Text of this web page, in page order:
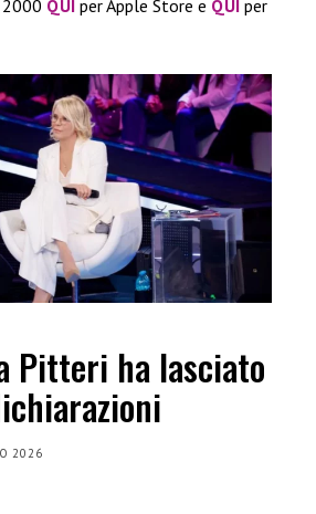
QUI per Apple Store e QUI per
Pitteri ha lasciato
2026